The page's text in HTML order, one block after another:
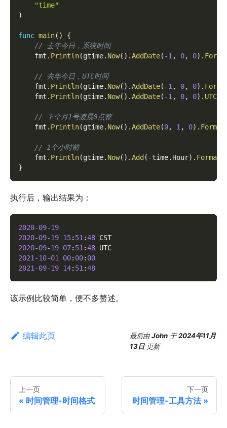
"time"
)
func main( )
{
// 去年今日，系统时间
    fmt
. Println(gtime. Now( ) .AddDate( -1 , 0, 0) .
// 去年今日，UTC时间
    fmt
. Println(gtime. Now( ) .AddDate( -1 , 0, 0) .
    fmt
. Println(gtime. Now( ) .AddDate( -1 , 0, 0) . UTC
// 下个月1号凌晨0点整
    fmt
. Println(gtime. Now( ) .AddDate(0, 1 , 0) . Format
// 1个小时前
    fmt
. Println(gtime. Now( ) .Add ( -time. Hour) . Format
}
执行后，输出结果为：
2020-09-19
2020-09-19 15: 51 :48 CST
2020-09-19 07: 51 :48 UTC
2021 -10-01 00: 00: 00
2021 -09-19 14: 51 :48
该示例比较简单，便不多赘述。
编辑此页 最后由John 于2024年11月
13日 更新
上一页
时间管理-时间格式
下一页
时间管理-工具方法